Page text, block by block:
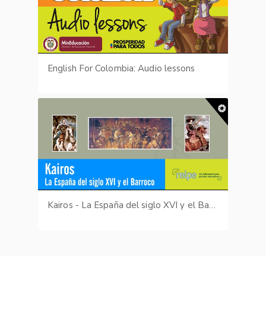
English For Colombia: Audio lessons
Kairos - La España del siglo XVI y el Barroco